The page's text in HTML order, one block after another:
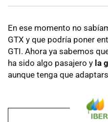
En ese momento no
GTX y que podría poner
GTI. Ahora ya sabemos
ha sido algo pasajero y la
aunque tenga que